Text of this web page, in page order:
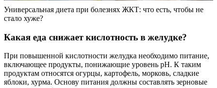
Универсальная диета при болезнях ЖКТ: что есть, чтобы не
стало хуже?
Какая еда снижает кислотность в желудке?
При повышенной кислотности желудка необходимо питание,
включающее продукты, понижающие уровень pH. К таким
продуктам относятся огурцы, картофель, морковь, сладкие
яблоки, хурма. Основу питания должны составлять зерновые